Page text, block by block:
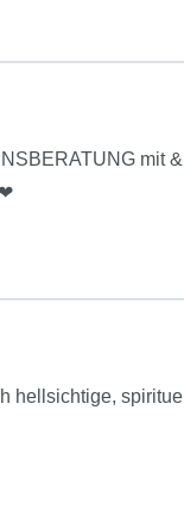
mit
hellsichtige,